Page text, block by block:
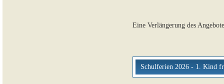
Eine Verlängerung des
Schulferien 2026 - 1. Kind